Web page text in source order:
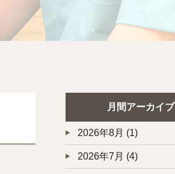
月間アーカイブ
2026年8月 (1)
2026年7月 (4)